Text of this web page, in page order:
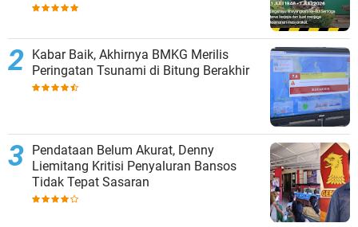
Kabar Baik, Akhirnya BMKG Merilis
Peringatan Tsunami di Bitung Berakhir
Pendataan Belum Akurat, Denny
Liemitang Kritisi Penyaluran Bansos
Tidak Tepat Sasaran